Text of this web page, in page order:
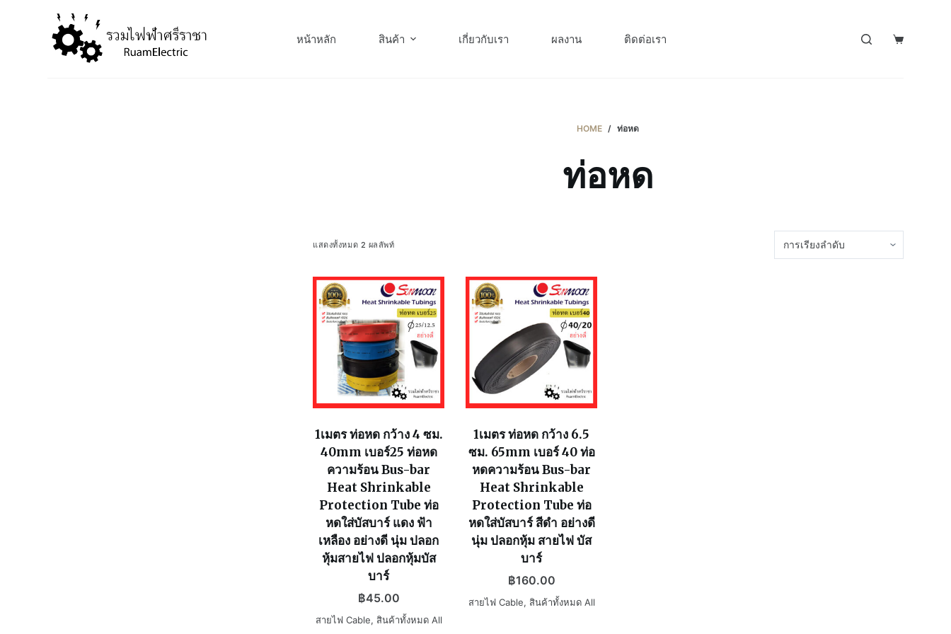
หน้าหลัก สินค้า เกี่ยวกับเรา ผลงาน ติดต่อเรา
HOME / ท่อหด
ท่อหด
แสดงทั้งหมด 2 ผลลัพท์
1เมตร ท่อหด กว้าง 4 ซม.
40mm เบอร์25 ท่อหด
ความร้อน Bus-bar
Heat Shrinkable
Protection Tube ท่อ
หดใส่บัสบาร์ แดง ฟ้า
เหลือง อย่างดี นุ่ม ปลอก
หุ้มสายไฟ ปลอกหุ้มบัส
บาร์
฿45.00
สายไฟ Cable, สินค้าทั้งหมด All
1เมตร ท่อหด กว้าง 6.5
ซม. 65mm เบอร์ 40 ท่อ
หดความร้อน Bus-bar
Heat Shrinkable
Protection Tube ท่อ
หดใส่บัสบาร์ สีดำ อย่างดี
นุ่ม ปลอกหุ้ม สายไฟ บัส
บาร์
฿160.00
สายไฟ Cable, สินค้าทั้งหมด All